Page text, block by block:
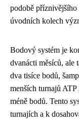
podobě příznivějšího
úvodních kolech
Bodový systém je
dvanácti měsíců, ale
dva tisíce bodů,
menších turnajů
méně bodů. Tento
turnajích a k